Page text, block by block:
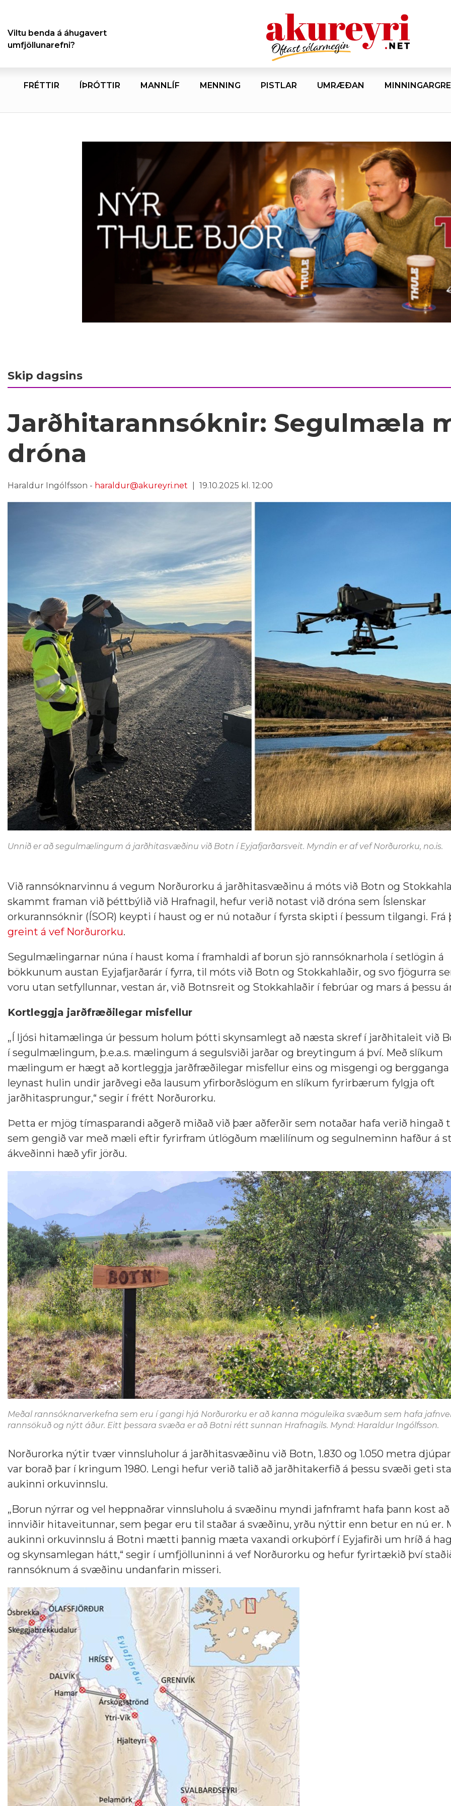
Viltu benda á áhugavert
umfjöllunarefni?
FRÉTTIR ÍÞRÓTTIR MANNLÍF MENNING PISTLAR UMRÆÐAN
Skip dagsins
Jarðhitarannsóknir: Segulmæla
dróna
Haraldur Ingólfsson - haraldur@akureyri.net 19.10.2025 kl. 12:00
Unnið er að segulmælingum á jarðhitasvæðinu við Botn í Eyjafjarðarsveit. Myndin er af vef Norðurorku, no.is.
Við rannsóknarvinnu á vegum Norðurorku á jarðhitasvæðinu á móts við Botn og
skammt framan við þéttbýlið við Hrafnagil, hefur verið notast við dróna sem Íslenskar
orkurannsóknir (ÍSOR) keypti í haust og er nú notaður í fyrsta skipti í þessum tilgangi. Frá
greint á vef Norðurorku.
Segulmælingarnar núna í haust koma í framhaldi af borun sjö rannsóknarhola í setlögin á
bökkunum austan Eyjafjarðarár í fyrra, til móts við Botn og Stokkahlaðir, og svo fjögurra
voru utan setfyllunnar, vestan ár, við Botnsreit og Stokkahlaðir í febrúar og mars á þessu
Kortleggja jarðfræðilegar misfellur
„Í ljósi hitamælinga úr þessum holum þótti skynsamlegt að næsta skref í jarðhitaleit við
í segulmælingum, þ.e.a.s. mælingum á segulsviði jarðar og breytingum á því. Með slíkum
mælingum er hægt að kortleggja jarðfræðilegar misfellur eins og misgengi og bergganga
leynast hulin undir jarðvegi eða lausum yfirborðslögum en slíkum fyrirbærum fylgja oft
jarðhitasprungur,“ segir í frétt Norðurorku.
Þetta er mjög tímasparandi aðgerð miðað við þær aðferðir sem notaðar hafa verið hingað
sem gengið var með mæli eftir fyrirfram útlögðum mælilínum og segulneminn hafður á
ákveðinni hæð yfir jörðu.
Meðal rannsóknarverkefna sem eru í gangi hjá Norðurorku er að kanna möguleika svæðum sem hafa
rannsökuð og nýtt áður. Eitt þessara svæða er að Botni rétt sunnan Hrafnagils. Mynd: Haraldur Ingólfsson.
Norðurorka nýtir tvær vinnsluholur á jarðhitasvæðinu við Botn, 1.830 og 1.050 metra
var borað þar í kringum 1980. Lengi hefur verið talið að jarðhitakerfið á þessu svæði geti
aukinni orkuvinnslu.
„Borun nýrrar og vel heppnaðrar vinnsluholu á svæðinu myndi jafnframt hafa þann kost
innviðir hitaveitunnar, sem þegar eru til staðar á svæðinu, yrðu nýttir enn betur en nú er.
aukinni orkuvinnslu á Botni mætti þannig mæta vaxandi orkuþörf í Eyjafirði um hríð á
og skynsamlegan hátt,“ segir í umfjölluninni á vef Norðurorku og hefur fyrirtækið því
rannsóknum á svæðinu undanfarin misseri.